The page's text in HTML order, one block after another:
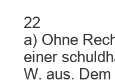
22
a) Ohne
einer
W. aus.